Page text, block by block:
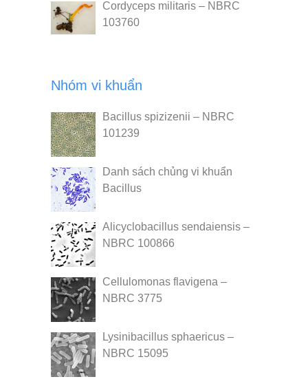
Cordyceps militaris – NBRC
103760
Nhóm vi khuẩn
Bacillus spizizenii – NBRC
101239
Danh sách chủng vi khuẩn
Bacillus
Alicyclobacillus sendaiensis –
NBRC 100866
Cellulomonas flavigena –
NBRC 3775
Lysinibacillus sphaericus –
NBRC 15095